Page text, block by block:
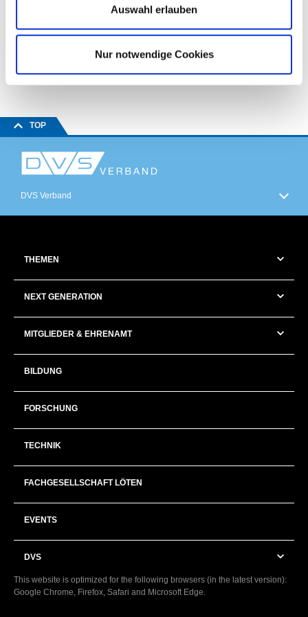
Auswahl erlauben
Nur notwendige Cookies
Qualitätssicherung beim Lichtbogenschweißen
TOP
DVS Verband
THEMEN
NEXT GENERATION
MITGLIEDER & EHRENAMT
BILDUNG
FORSCHUNG
TECHNIK
FACHGESELLSCHAFT LÖTEN
EVENTS
DVS
This website is optimized for the following browsers (in the latest version):
Google Chrome, Firefox, Safari and Microsoft Edge.